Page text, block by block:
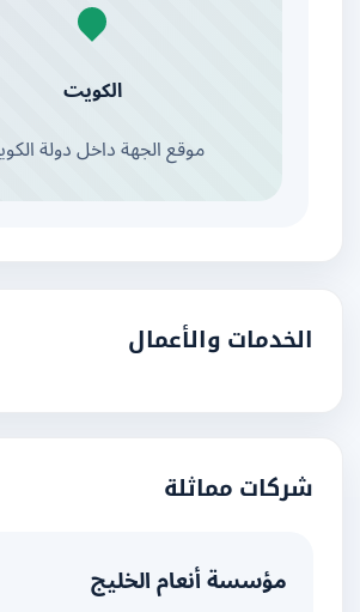
الكويت
موقع الجهة داخل دولة الكويت
الخدمات والأعمال
شركات مماثلة
مؤسسة أنعام الخليج